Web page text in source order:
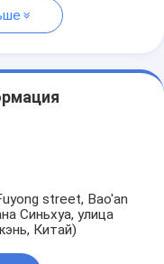
street, Bao'an
Синьхуа, улица
Китай)